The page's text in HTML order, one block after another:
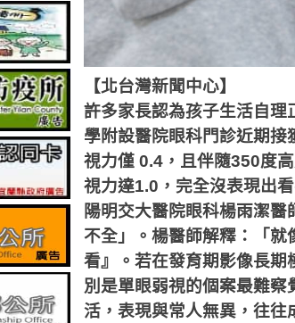
【北台灣新聞中心】
許多家長認為孩子生活自理
學附設醫院眼科門診近期
視力僅0.4，且伴隨350度
視力達1.0 ，完全沒表現出
陽明交大醫院眼科楊雨潔
不全」。楊醫師解釋：「
看』。若在發育期影像長期
別是單眼弱視的個案最難
活，表現與常人無異，往往